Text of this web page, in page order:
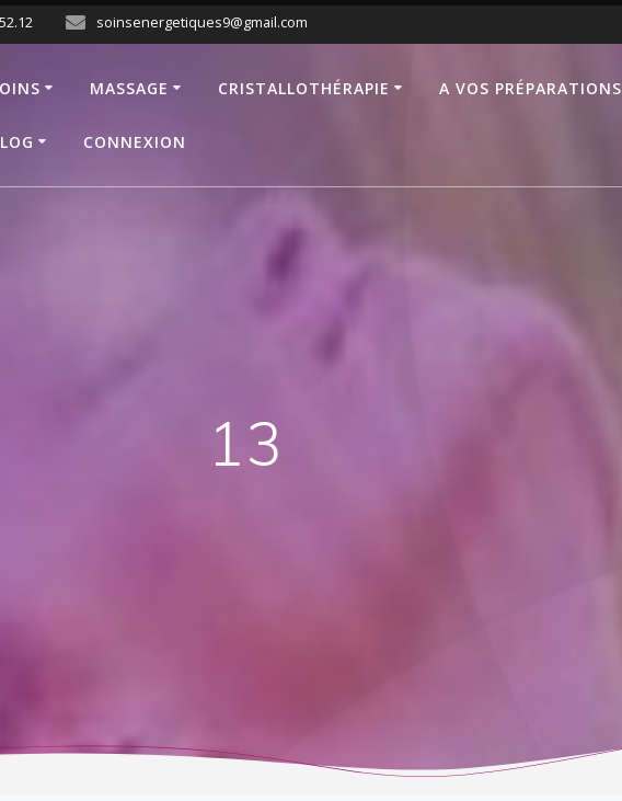
soinsenergetiques9@gmail.com
MASSAGE CRISTALLOTHÉRAPIE A VOS PRÉPARATIONS
CONNEXION
13